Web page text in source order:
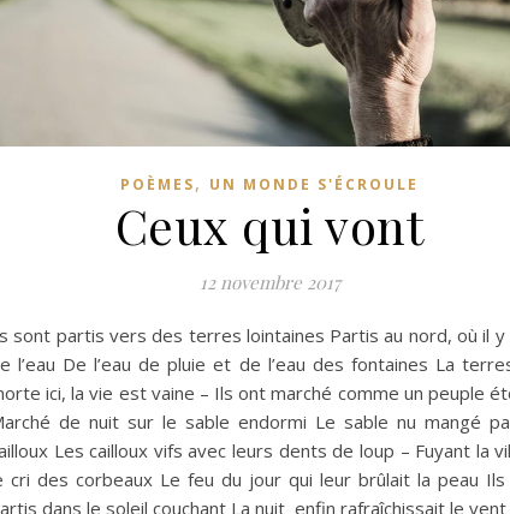
POÈMES, UN MONDE S'ÉCROULE
Ceux qui vont
12 novembre 2017
sont partis vers des terres lointaines Partis au nord, où il y
l’eau De l’eau de pluie et de l’eau des fontaines La
ici, la vie est vaine – Ils ont marché comme un peuple
de nuit sur le sable endormi Le sable nu mangé
Les cailloux vifs avec leurs dents de loup – Fuyant la
cri des corbeaux Le feu du jour qui leur brûlait la peau
dans le soleil couchant La nuit enfin rafraîchissait le vent